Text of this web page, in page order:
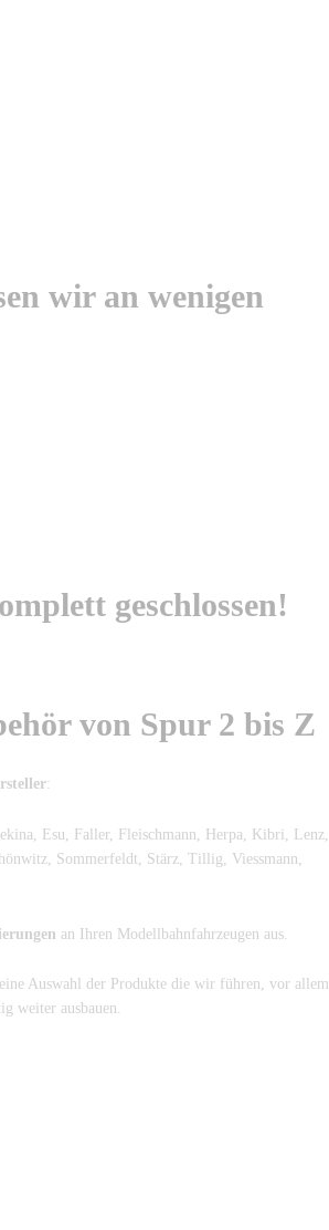
wir an wenigen
geschlossen!
von Spur 2 bis Z
:
Esu, Faller, Fleischmann, Herpa, Kibri, Lenz,
Sommerfeldt, Stärz, Tillig, Viessmann,
an Ihren Modellbahnfahrzeugen aus.
Auswahl der Produkte die wir führen, vor allem
weiter ausbauen.